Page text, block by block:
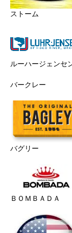
ストーム
ルーハージェンセ
バークレー
バグリー
ＢＯＭＢＡＤＡ